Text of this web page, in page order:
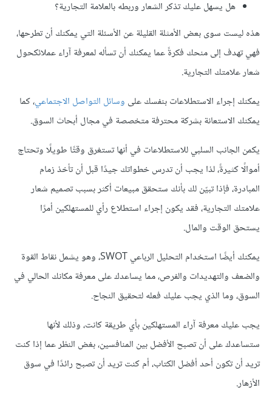
هل يسهل عليك تذكر الشعار وربطه بالعلامة التجارية؟
هذه ليست سوى بعض الأمثلة القليلة عن الأسئلة التي يمكنك أن تطرحها،
فهي تهدف إلى منحك فكرةً عما يمكنك أن تسأله لمعرفة آراء عملائكحول
شعار علامتك التجارية.
يمكنك إجراء الاستطلاعات بنفسك على وسائل التواصل الاجتماعي، كما
يمكنك الاستعانة بشركة محترفة متخصصة في مجال أبحاث السوق.
يكمن الجانب السلبي للاستطلاعات في أنها تستغرق وقتًا طويلًا وتحتاج
أموالًا كثيرةً، لذا يجب أن تدرس خطواتك جيدًا قبل أن تأخذ زمام
المبادرة، فإذا تبيّن لك بأنك ستحقق مبيعات أكثر بسبب تصميم شعار
علامتك التجارية، فقد يكون إجراء استطلاع رأي للمستهلكين أمرًا
يستحق الوقت والمال.
يمكنك أيضًا استخدام التحليل الرباعي SWOT، وهو يشمل نقاط القوة
والضعف والتهديدات والفرص، مما يساعدك على معرفة مكانك الحالي في
السوق، وما الذي يجب عليك فعله لتحقيق النجاح.
يجب عليك معرفة آراء المستهلكين بأي طريقة كانت، وذلك لأنها
ستساعدك على أن تصبح الأفضل بين المنافسين، بغض النظر عما إذا كنت
تريد أن تكون أحد أفضل الكتاب، أم كنت تريد أن تصبح رائدًا في سوق
الأزهار.